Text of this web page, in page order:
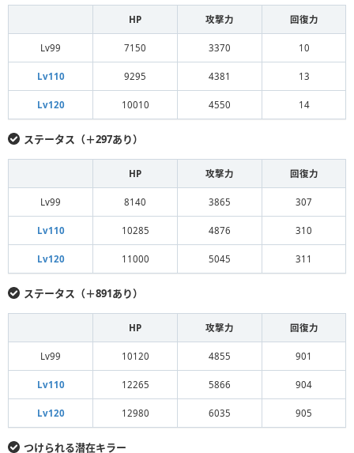
HP 攻撃力 回復力
Lv99 7150 3370 10
Lv110 9295 4381 13
Lv120 10010 4550 14
ステータス（＋297あり）
HP 攻撃力 回復力
Lv99 8140 3865 307
Lv110 10285 4876 310
Lv120 11000 5045 311
ステータス（＋891あり）
HP 攻撃力 回復力
Lv99 10120 4855 901
Lv110 12265 5866 904
Lv120 12980 6035 905
つけられる潜在キラー